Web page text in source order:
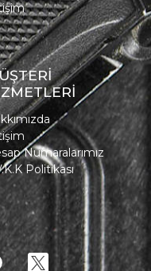
Numaralarımız
Politikası